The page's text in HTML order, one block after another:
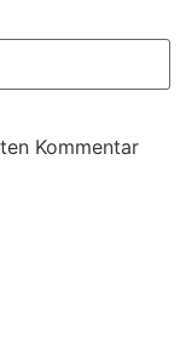
Kommentar